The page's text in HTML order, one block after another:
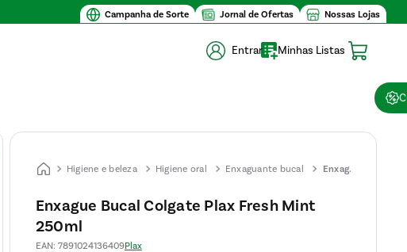
Campanha de Sorte Jornal de Ofertas Nossas Lojas
Entrar Minhas Listas
Higiene e beleza
Higiene oral Enxaguante bucal
Enxague
Enxague Bucal Colgate Plax Fresh Mint
250ml
EAN: 7891024136409Plax